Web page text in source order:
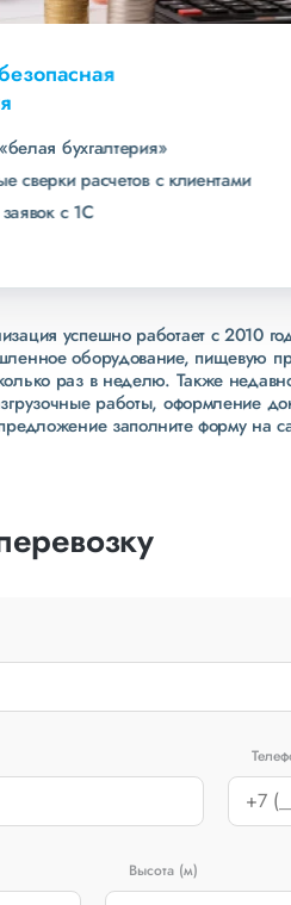
клиентами
успешно работает с 2010
оборудование, пищевую
раз в неделю. Также
работы, оформление
заполните форму на
Высота (м)